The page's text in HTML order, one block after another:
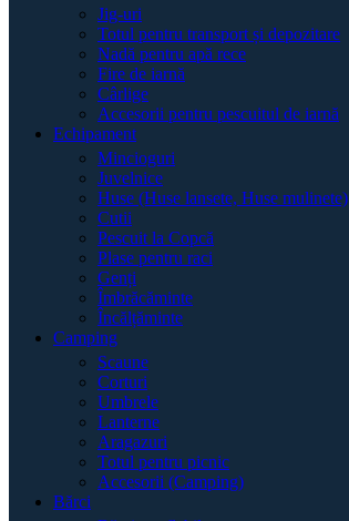
Jig-uri
Totul pentru transport și depozitare
Nadă pentru apă rece
Fire de iarnă
Cârlige
Accesorii pentru pescuitul de iarnă
Echipament
Mincioguri
Juvelnice
Huse (Huse lansete, Huse mulinete)
Cutii
Pescuit la Copcă
Plase pentru raci
Genți
Îmbrăcăminte
Încălțăminte
Camping
Scaune
Corturi
Umbrele
Lanterne
Aragazuri
Totul pentru picnic
Accesorii (Camping)
Bărci